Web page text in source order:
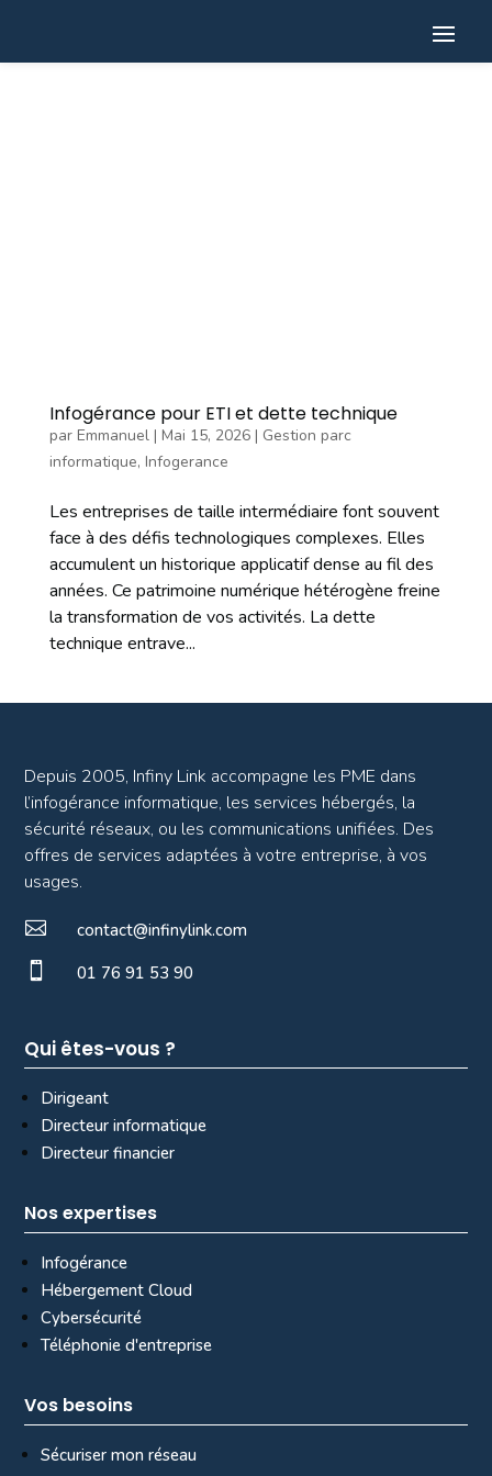
Infogérance pour ETI et dette technique
par Emmanuel| Mai 15, 2026| Gestion parc
informatique, Infogerance
Les entreprises de taille intermédiaire font souvent
face à des défis technologiques complexes. Elles
accumulent un historique applicatif dense au fil des
années. Ce patrimoine numérique hétérogène freine
la transformation de vos activités. La dette
technique entrave...
Depuis 2005, Infiny Link accompagne les PME dans
l’infogérance informatique, les services hébergés, la
sécurité réseaux, ou les communications unifiées. Des
offres de services adaptées à votre entreprise, à vos
usages.
 contact@infinylink.com
 01 76 91 53 90
Qui êtes-vous ?
Dirigeant
Directeur informatique
Directeur financier
Nos expertises
Infogérance
Hébergement Cloud
Cybersécurité
Téléphonie d'entreprise
Vos besoins
Sécuriser mon réseau